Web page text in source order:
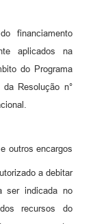
financiamento
aplicados na
do Programa
Resolução n°
outros encargos
a debitar
ser indicada no
recursos do